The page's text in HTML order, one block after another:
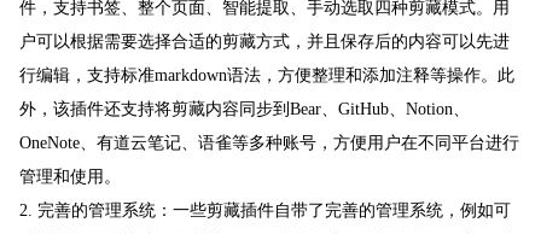
件，支持书签、整个页面、智能提取、手动选取四种剪藏模式。用
户可以根据需要选择合适的剪藏方式，并且保存后的内容可以先进
行编辑，支持标准markdown语法，方便整理和添加注释等操作。此
外，该插件还支持将剪藏内容同步到Bear、GitHub、Notion、
OneNote、有道云笔记、语雀等多种账号，方便用户在不同平台进行
管理和使用。
2. 完善的管理系统：一些剪藏插件自带了完善的管理系统，例如可